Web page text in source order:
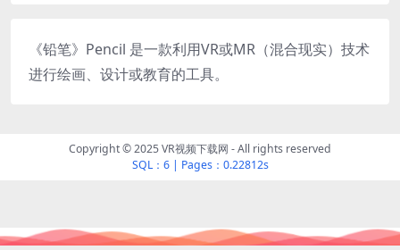
《铅笔》Pencil 是一款利用VR或MR（混合现实）技术
进行绘画、设计或教育的工具。
Copyright © 2025 VR视频下载网 - All rights reserved
SQL：6| Pages：0.22812s